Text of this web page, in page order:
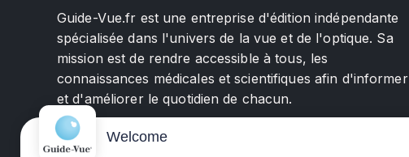
Guide-Vue.fr est une entreprise d'édition indépendante
spécialisée dans l'univers de la vue et de l'optique. Sa
mission est de rendre accessible à tous, les
connaissances médicales et scientifiques afin d'informer
et d'améliorer le quotidien de chacun.
Welcome